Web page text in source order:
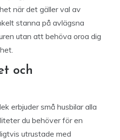
när det gäller val av
stanna på avlägsna
utan att behöva oroa dig
och
erbjuder små husbilar alla
du behöver för en
utrustade med